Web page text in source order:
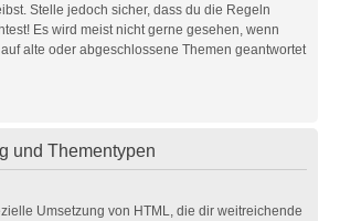
Stelle jedoch sicher, dass du die Regeln
Es wird meist nicht gerne gesehen, wenn
alte oder abgeschlossene Themen geantwortet
und Thementypen
Umsetzung von HTML, die dir weitreichende